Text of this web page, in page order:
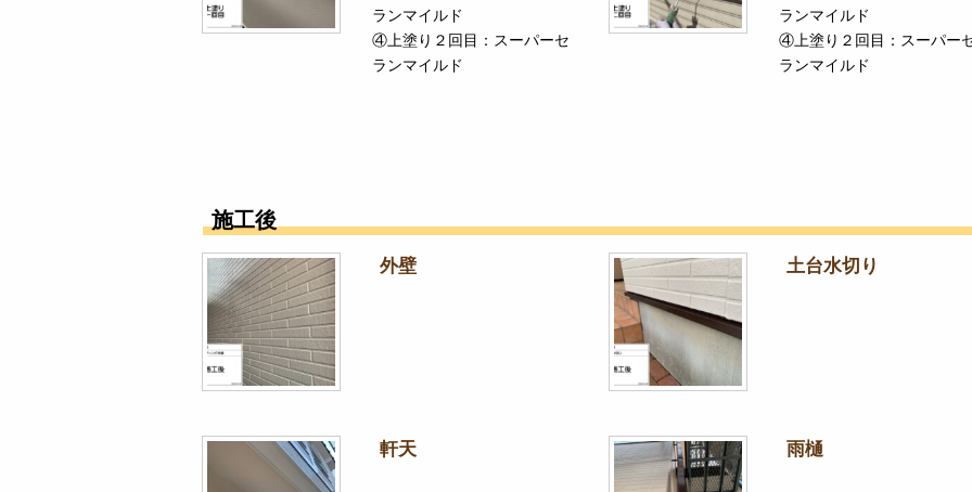
ランマイルド
④上塗り２回目：スーパーセ
ランマイルド
ランマイルド
④上塗り２回目：スーパー
ランマイルド
施工後
外壁 土台水切り
軒天 雨樋